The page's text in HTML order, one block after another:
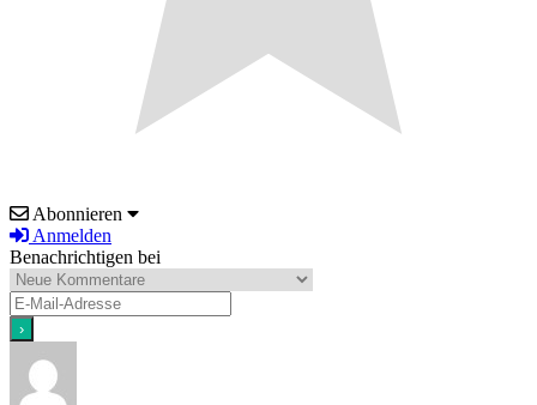
Abonnieren
Anmelden
Benachrichtigen bei